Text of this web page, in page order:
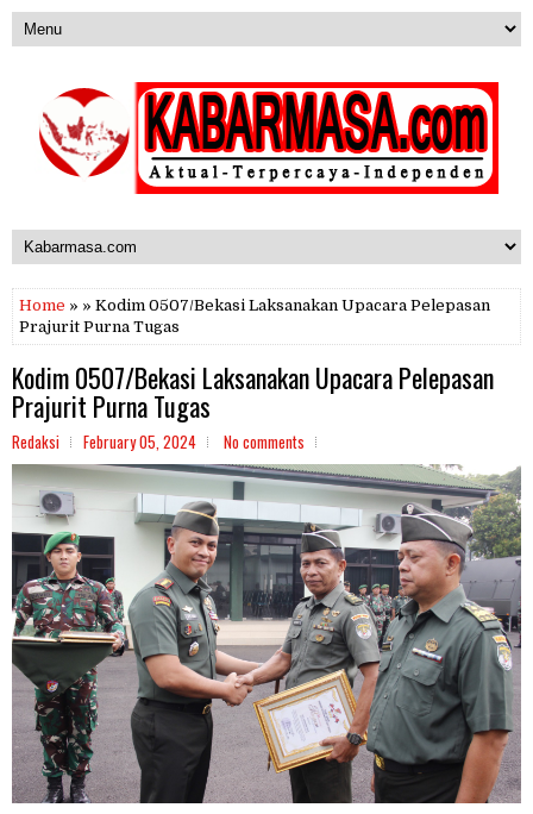
Home » » Kodim 0507/Bekasi Laksanakan Upacara Pelepasan
Prajurit Purna Tugas
Kodim 0507/Bekasi Laksanakan Upacara Pelepasan
Prajurit Purna Tugas
Redaksi February 05, 2024 No comments